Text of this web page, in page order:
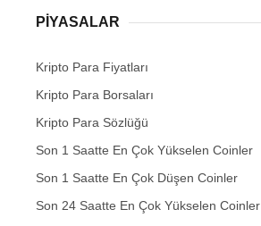
PIYASALAR
Kripto Para Fiyatları
Kripto Para Borsaları
Kripto Para Sözlüğü
Son 1 Saatte En Çok Yükselen Coinler
Son 1 Saatte En Çok Düşen Coinler
Son 24 Saatte En Çok Yükselen Coinler